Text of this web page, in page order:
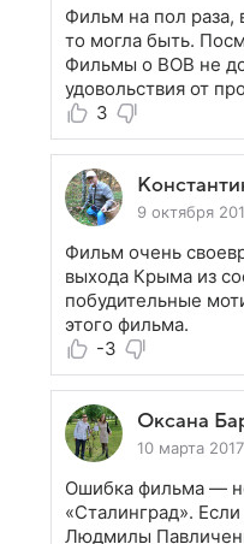
Фильм на пол раза,
то могла быть.
Фильмы о ВОВ не
удовольствия от
3
9 октября
Фильм очень
выхода Крыма из
побудительные
этого фильма.
-3
Оксана
10 марта 2017
Ошибка фильма —
«Сталинград».
Людмилы